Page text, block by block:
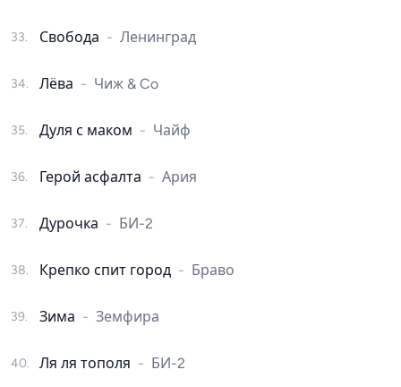
33. Свобода - Ленинград
34. Лёва - Чиж & Co
35. Дуля с маком - Чайф
36. Герой асфалта - Ария
37. Дурочка - БИ-2
38. Крепко спит город - Браво
39. Зима - Земфира
40. Ля ля тополя - БИ-2